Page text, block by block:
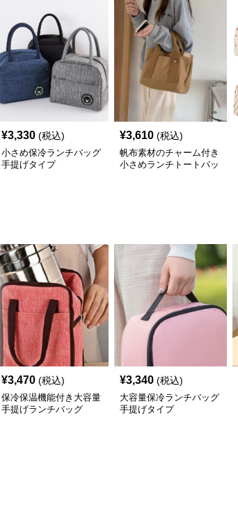
¥3,330 (税込)
小さめ保冷ランチバッグ
手提げタイプ
¥3,610 (税込)
帆布素材のチャーム付き
小さめランチトートバッ
¥3,470 (税込)
保冷保温機能付き大容量
手提げランチバッグ
¥3,340 (税込)
大容量保冷ランチバッグ
手提げタイプ